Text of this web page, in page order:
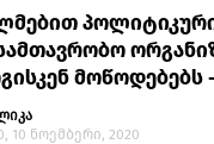
მოწოდებებს
10 ნოემბერი, 2020